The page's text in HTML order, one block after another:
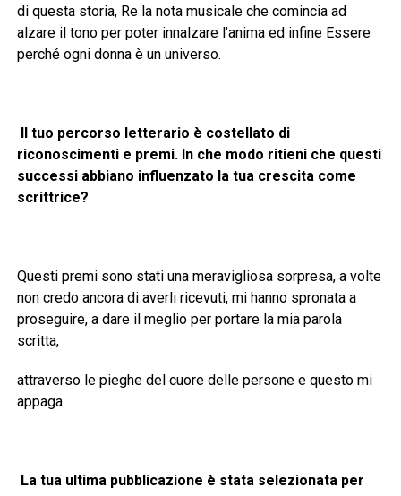
di questa storia, Re la nota musicale che comincia ad
alzare il tono per poter innalzare l’anima ed infine Essere
perché ogni donna è un universo.
Il tuo percorso letterario è costellato di
riconoscimenti e premi. In che modo ritieni che questi
successi abbiano influenzato la tua crescita come
scrittrice?
Questi premi sono stati una meravigliosa sorpresa, a volte
non credo ancora di averli ricevuti, mi hanno spronata a
proseguire, a dare il meglio per portare la mia parola
scritta,
attraverso le pieghe del cuore delle persone e questo mi
appaga.
La tua ultima pubblicazione è stata selezionata per